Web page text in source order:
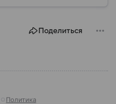
Поделиться
Политика